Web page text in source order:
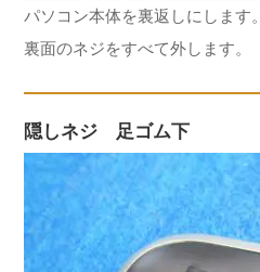
パソコン本体を裏返しにします。
裏面のネジをすべて外します。
隠しネジ 足ゴム下